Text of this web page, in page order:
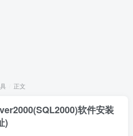
正文
软件安装
)